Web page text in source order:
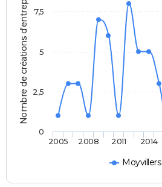
Nombre de créations d'entreprises
Moyvillers
2005 2008 2011 2014
0
2,5
5
7,5